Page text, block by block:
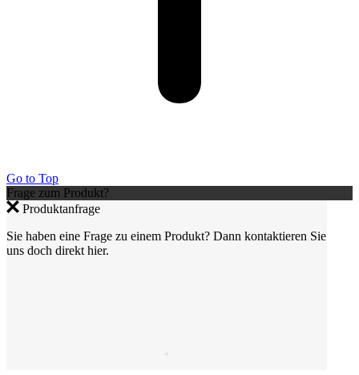
Go to Top
Frage zum Produkt?
Produktanfrage
Sie haben eine Frage zu einem Produkt? Dann kontaktieren Sie
uns doch direkt hier.